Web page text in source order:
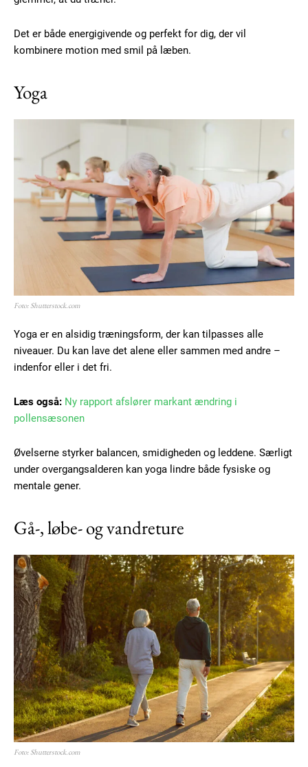
Det er både energigivende og perfekt for dig, der vil
kombinere motion med smil på læben.
Yoga
Foto: Shutterstock.com
Yoga er en alsidig træningsform, der kan tilpasses alle
niveauer. Du kan lave det alene eller sammen med andre –
indenfor eller i det fri.
Læs også: Ny rapport afslører markant ændring i
pollensæsonen
Øvelserne styrker balancen, smidigheden og leddene. Særligt
under overgangsalderen kan yoga lindre både fysiske og
mentale gener.
Gå-, løbe- og vandreture
Foto: Shutterstock.com